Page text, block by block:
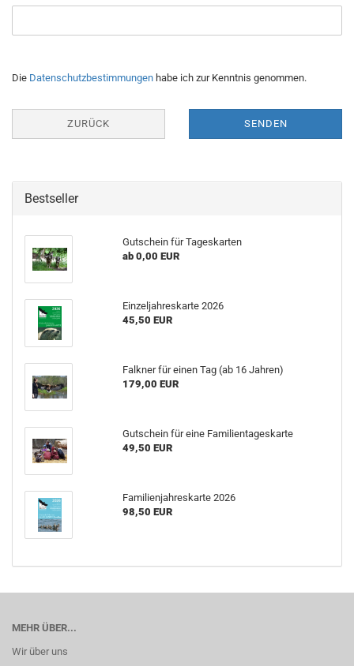
DATENSCHUTZBESTIMMUNGEN
Die Datenschutzbestimmungen habe ich zur Kenntnis genommen.
ZURÜCK SENDEN
Bestseller
Gutschein für Tageskarten
ab 0,00 EUR
Einzeljahreskarte 2026
45,50 EUR
Falkner für einen Tag (ab 16 Jahren)
179,00 EUR
Gutschein für eine Familientageskarte
49,50 EUR
Familienjahreskarte 2026
98,50 EUR
MEHR ÜBER...
Wir über uns